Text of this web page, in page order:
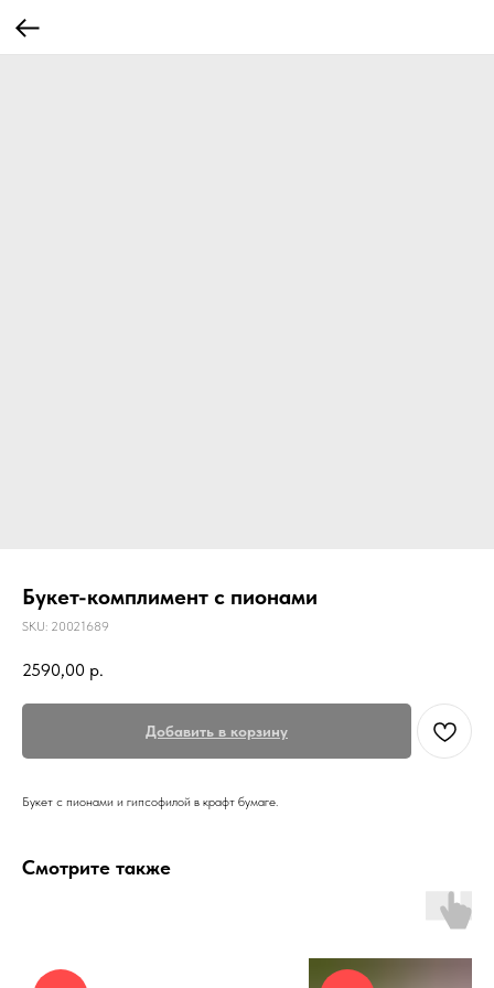
Букет-комплимент с пионами
SKU: 20021689
2590,00 р.
Добавить в корзину
Букет с пионами и гипсофилой в крафт бумаге.
Смотрите также